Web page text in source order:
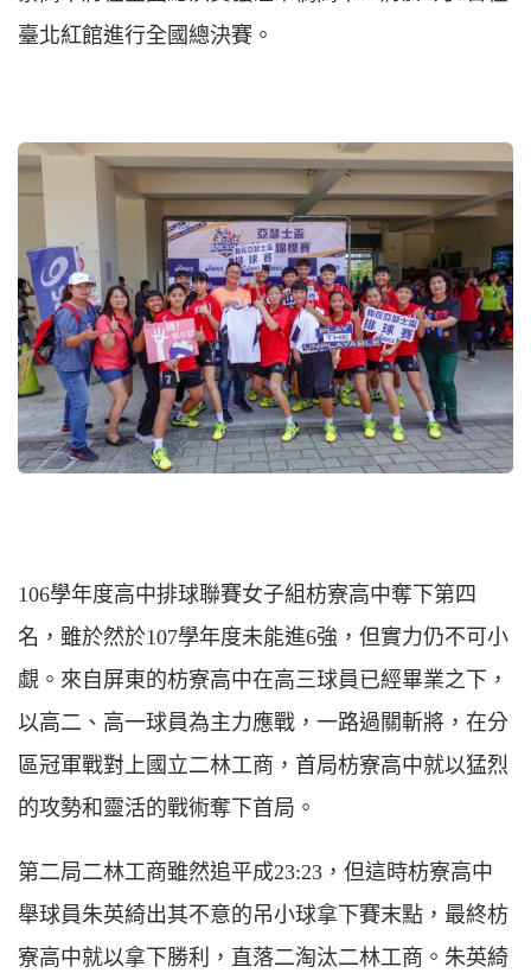
臺北紅館進行全國總決賽。
106學年度高中排球聯賽女子組枋寮高中奪下第四
名，雖於然於107學年度未能進6強，但實力仍不可小
覷。來自屏東的枋寮高中在高三球員已經畢業之下，
以高二、高一球員為主力應戰，一路過關斬將，在分
區冠軍戰對上國立二林工商，首局枋寮高中就以猛烈
的攻勢和靈活的戰術奪下首局。
第二局二林工商雖然追平成23:23，但這時枋寮高中
舉球員朱英綺出其不意的吊小球拿下賽末點，最終枋
寮高中就以拿下勝利，直落二淘汰二林工商。朱英綺